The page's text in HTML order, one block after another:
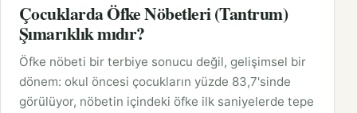
Çocuklarda Öfke Nöbetleri (Tantrum)
Şımarıklık mıdır?
Öfke nöbeti bir terbiye sonucu değil, gelişimsel bir
dönem: okul öncesi çocukların yüzde 83,7'sinde
görülüyor, nöbetin içindeki öfke ilk saniyelerde tepe